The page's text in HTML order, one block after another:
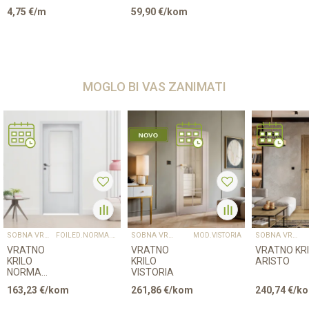
4,75 €/m 59,90€/kom
MOGLO BI VAS ZANIMATI
SOBNA VRATA
VRATNO
KRILO
NORMA
163,23 €/kom
SOBNA VRATA MOD.VISTORIA
VRATNO
KRILO
VISTORIA
261,86€/kom
SOBNA VRATA
VRATNO
ARISTO
240,74€/